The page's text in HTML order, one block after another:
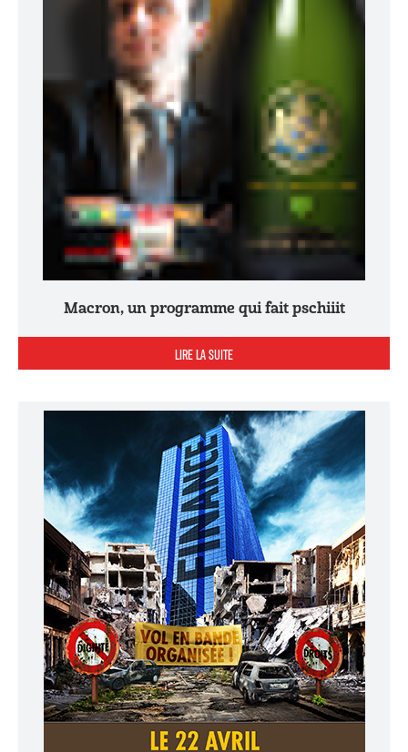
Macron, un programme qui fait pschiiit
LIRE LA SUITE